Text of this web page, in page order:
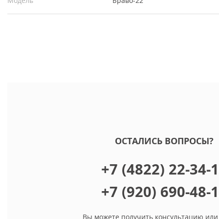
ОСТАЛИСЬ ВОПРОСЫ?
+7 (4822) 22-34-
+7 (920) 690-48-
Вы можете получить консультацию или